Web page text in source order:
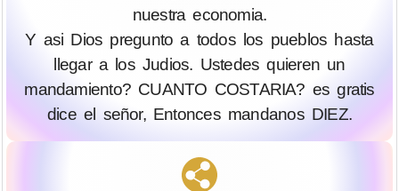
nuestra economia.
Y asi Dios pregunto a todos los pueblos hasta
llegar a los Judios. Ustedes quieren un
mandamiento? CUANTO COSTARIA? es gratis
dice el señor, Entonces mandanos DIEZ.